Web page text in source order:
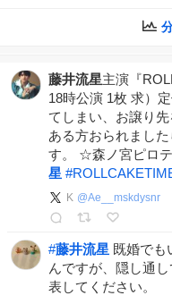
藤井流星主演『
18時公演 1枚 求）
てしまい、お譲り
ある方おられまし
す。 ☆森ノ宮ピロ
星 #
K @Ae__mskdysnr
#藤井流星 既婚でも
んですが、隠し通
表してください。